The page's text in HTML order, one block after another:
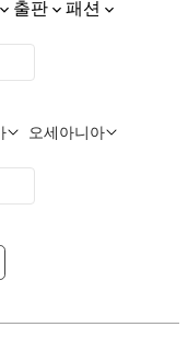
출판
패션
오세아니아